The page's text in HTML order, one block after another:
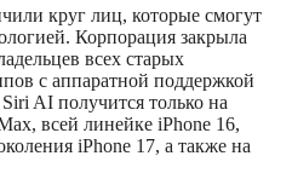
круг лиц, которые смогут
Корпорация закрыла
всех старых
с аппаратной поддержкой
AI получится только на
всей линейке iPhone 16,
iPhone 17, а также на